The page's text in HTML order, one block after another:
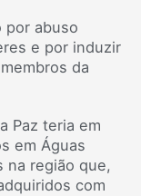
por abuso
e por induzir
da
Paz teria em
em Águas
na região que,
com